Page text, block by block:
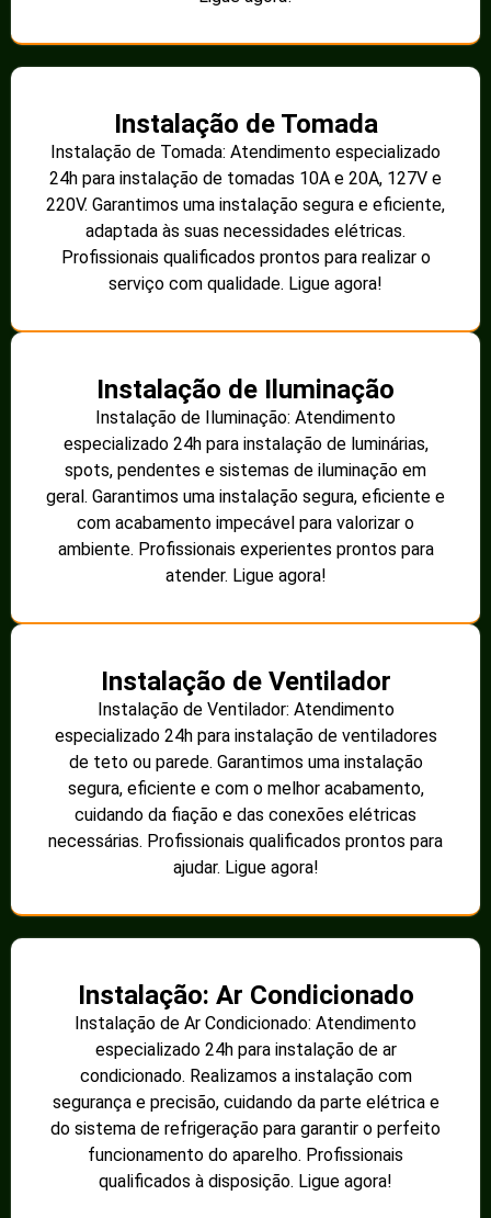
Instalação de Tomada
Instalação de Tomada: Atendimento especializado
24h para instalação de tomadas 10A e 20A, 127V e
220V. Garantimos uma instalação segura e eficiente,
adaptada às suas necessidades elétricas.
Profissionais qualificados prontos para realizar o
serviço com qualidade. Ligue agora!
Instalação de Iluminação
Instalação de Iluminação: Atendimento
especializado 24h para instalação de luminárias,
spots, pendentes e sistemas de iluminação em
geral. Garantimos uma instalação segura, eficiente e
com acabamento impecável para valorizar o
ambiente. Profissionais experientes prontos para
atender. Ligue agora!
Instalação de Ventilador
Instalação de Ventilador: Atendimento
especializado 24h para instalação de ventiladores
de teto ou parede. Garantimos uma instalação
segura, eficiente e com o melhor acabamento,
cuidando da fiação e das conexões elétricas
necessárias. Profissionais qualificados prontos para
ajudar. Ligue agora!
Instalação: Ar Condicionado
Instalação de Ar Condicionado: Atendimento
especializado 24h para instalação de ar
condicionado. Realizamos a instalação com
segurança e precisão, cuidando da parte elétrica e
do sistema de refrigeração para garantir o perfeito
funcionamento do aparelho. Profissionais
qualificados à disposição. Ligue agora!